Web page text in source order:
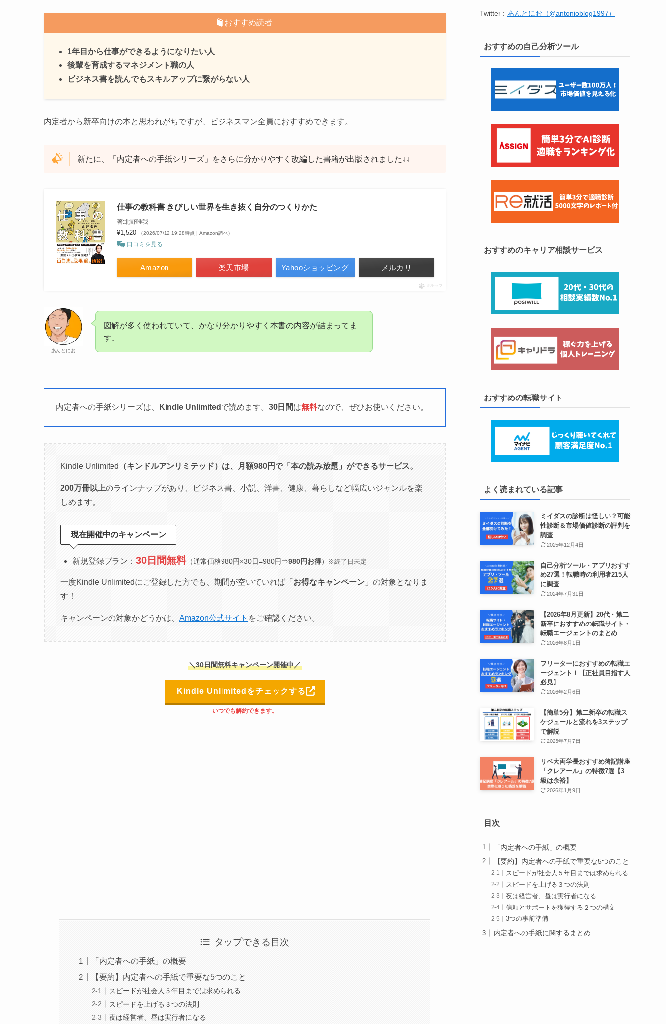
おすすめ読者
1年目から仕事ができるようになりたい人
後輩を育成するマネジメント職の人
ビジネス書を読んでもスキルアップに繋がらない人
内定者から新卒向けの本と思われがちですが、ビジネスマン全員におすすめできます。
新たに、「内定者への手紙シリーズ」をさらに分かりやすく改編した書籍が出版されました↓↓
仕事の教科書 きびしい世界を生き抜く自分のつくりかた
著:北野唯我
¥1,520 （2026/07/12 19:28時点 | Amazon調べ）
口コミを見る
Amazon 楽天市場 Yahooショッピング メルカリ
ポチップ
あんとにお
図解が多く使われていて、かなり分かりやすく本書の内容が詰まってま
す。
内定者への手紙シリーズは、 Kindle Unlimited で読めます。 30日間は無料なので、ぜひお使いください。
Kindle Unlimited （キンドルアンリミテッド）は、月額980円で「本の読み放題」ができるサービス。
200万冊以上のラインナップがあり、ビジネス書、小説、洋書、健康、暮らしなど幅広いジャンルを楽
しめます。
現在開催中のキャンペーン
新規登録プラン： 30日間無料（通常価格980円×30日=980円⇒980円お得） ※終了日未定
一度Kindle Unlimitedにご登録した方でも、期間が空いていれば「 お得なキャンペーン 」の対象となりま
す！
キャンペーンの対象かどうかは、 Amazon公式サイト をご確認ください。
＼30日間無料キャンペーン開催中／
Kindle Unlimitedをチェックする
いつでも解約できます。
タップできる目次
「内定者への手紙」の概要
【要約】内定者への手紙で重要な5つのこと
スピードが社会人５年目までは求められる
スピードを上げる３つの法則
夜は経営者、昼は実行者になる
Twitter： あんとにお（@antonioblog1997）
おすすめの自己分析ツール
おすすめのキャリア相談サービス
おすすめの転職サイト
よく読まれている記事
ミイダスの診断は怪しい？可能
性診断＆市場価値診断の評判を
調査
2025年12月4日
自己分析ツール・アプリおすす
め27選！転職時の利用者215人
に調査
2024年7月31日
【2026年8月更新】20代・第二
新卒におすすめの転職サイト・
転職エージェントのまとめ
2026年8月1日
フリーターにおすすめの転職エ
ージェント！【正社員目指す人
必見】
2026年2月6日
【簡単5分】第二新卒の転職ス
ケジュールと流れを3ステップ
で解説
2023年7月7日
リベ大両学長おすすめ簿記講座
「クレアール」の特徴7選【3
級は余裕】
2026年1月9日
目次
「内定者への手紙」の概要
【要約】内定者への手紙で重要な5つのこと
スピードが社会人５年目までは求められる
スピードを上げる３つの法則
夜は経営者、昼は実行者になる
信頼とサポートを獲得する２つの構文
3つの事前準備
内定者への手紙に関するまとめ